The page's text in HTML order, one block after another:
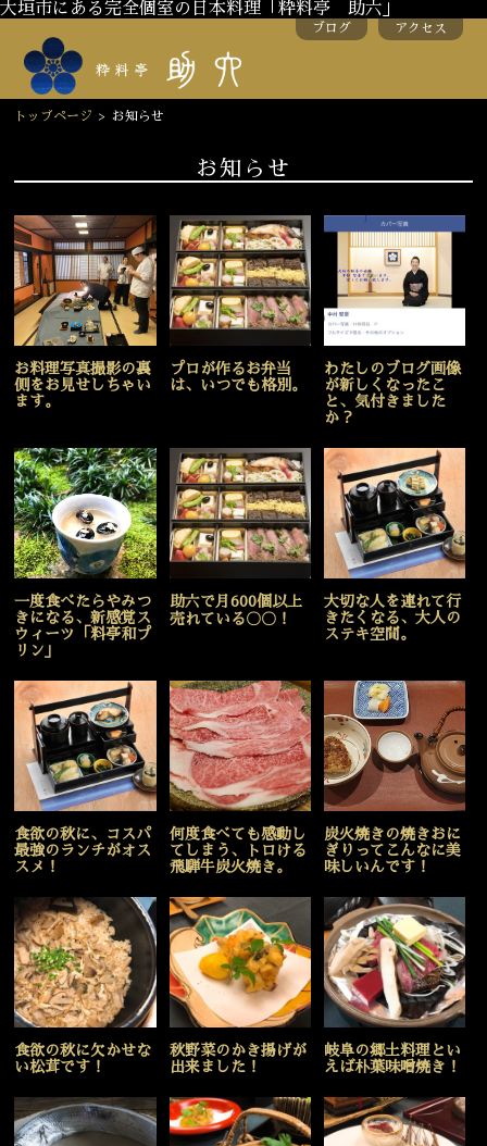
大垣市にある完全個室の日本料理「粋料亭 助六」
ブログ アクセス
トップページ > お知らせ
お知らせ
お料理写真撮影の裏
側をお見せしちゃい
ます。
プロが作るお弁当
は、いつでも格別。
わたしのブログ画像
が新しくなったこ
と、気付きました
か？
一度食べたらやみつ
きになる、新感覚ス
ウィーツ「料亭和プ
リン」
助六で月600個以上
売れている〇〇！
大切な人を連れて行
きたくなる、大人の
ステキ空間。
食欲の秋に、コスパ
最強のランチがオス
スメ！
何度食べても感動し
てしまう、トロける
飛騨牛炭火焼き。
炭火焼きの焼きおに
ぎりってこんなに美
味しいんです！
食欲の秋に欠かせな
い松茸です！
秋野菜のかき揚げが
出来ました！
岐阜の郷土料理とい
えば朴葉味噌焼き！